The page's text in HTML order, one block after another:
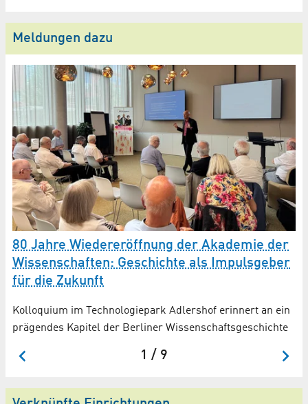
Meldungen dazu
80 Jahre Wiedereröffnung der Akademie der
Wissen­schaften: Geschichte als Impulsgeber
für die Zukunft
Kolloquium im Technologiepark Adlershof erinnert an ein
prägendes Kapitel der Berliner Wissenschaftsgeschichte
1 / 9